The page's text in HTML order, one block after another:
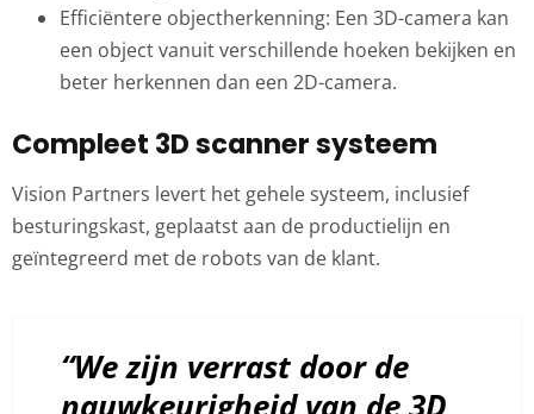
Efficiëntere objectherkenning: Een 3D-camera kan
een object vanuit verschillende hoeken bekijken en
beter herkennen dan een 2D-camera.
Compleet 3D scanner systeem
Vision Partners levert het gehele systeem, inclusief
besturingskast, geplaatst aan de productielijn en
geïntegreerd met de robots van de klant.
“We zijn verrast door de